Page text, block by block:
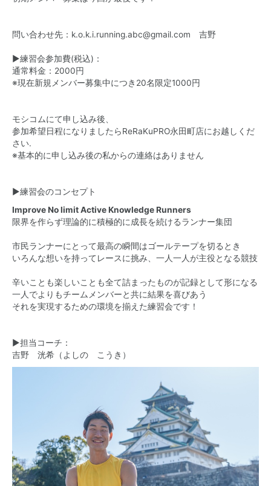
問い合わせ先：k.o.k.i.running.abc@gmail.com 吉野
▶︎練習会参加費(税込)：
通常料金：2000円
※現在新規メンバー募集中につき20名限定1000円
モシコムにて申し込み後、
参加希望日程になりましたらReRaKuPRO永田町店にお越しくだ
さい.
※基本的に申し込み後の私からの連絡はありません
▶️練習会のコンセプト
Improve No limit Active Knowledge Runners
限界を作らず理論的に積極的に成長を続けるランナー集団
市民ランナーにとって最高の瞬間はゴールテープを切るとき
いろんな想いを持ってレースに挑み、一人一人が主役となる競技
辛いことも楽しいことも全て詰まったものが記録として形になる
一人でよりもチームメンバーと共に結果を喜びあう
それを実現するための環境を揃えた練習会です！
▶︎担当コーチ：
吉野 洸希（よしの こうき）